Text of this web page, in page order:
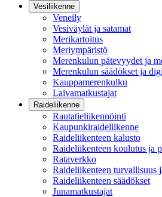
Vesiliikenne
Veneily
Vesiväylät ja satamat
Merikartoitus
Meriympäristö
Merenkulun pätevyydet ja
Merenkulun säädökset ja
Kauppamerenkulku
Laivamatkustajat
Raideliikenne
Rautatieliikennöinti
Kaupunkiraideliikenne
Raideliikenteen kalusto
Raideliikenteen koulutus ja
Rataverkko
Raideliikenteen turvallisuus
Raideliikenteen säädökset
Junamatkustajat